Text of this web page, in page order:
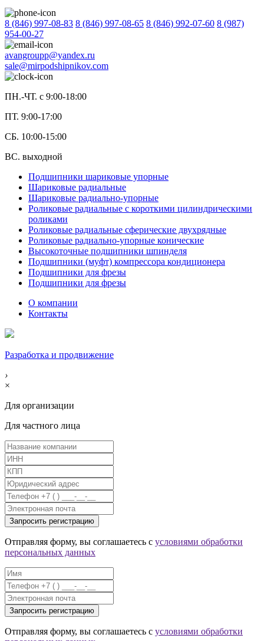
8 (846) 997-08-83 8 (846) 997-08-65 8 (846) 992-07-60 8 (987)
954-00-27
avangroupp@yandex.ru
sale@mirpodshipnikov.com
ПН.-ЧТ. с 9:00-18:00
ПТ. 9:00-17:00
СБ. 10:00-15:00
ВС. выходной
Подшипники шариковые упорные
Шариковые радиальные
Шариковые радиально-упорные
Роликовые радиальные с короткими цилиндрическими
роликами
Роликовые радиальные сферические двухрядные
Роликовые радиально-упорные конические
Высокоточные подшипники шпинделя
Подшипники (муфт) компрессора кондиционера
Подшипники для фрезы
Подшипники для фрезы
О компании
Контакты
Разработка и продвижение
›
×
Для организации
Для частного лица
Отправляя форму, вы соглашаетесь с условиями обработки
персональных данных
Отправляя форму, вы соглашаетесь с условиями обработки